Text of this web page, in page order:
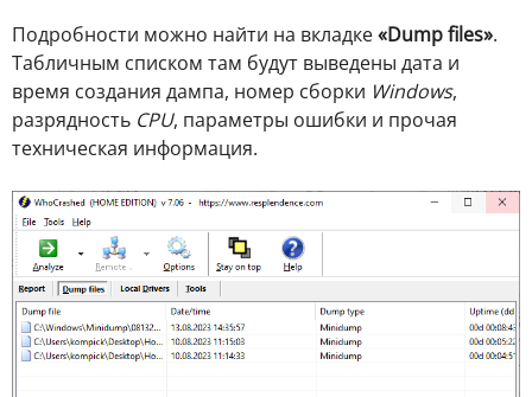
Подробности можно найти на вкладке«Dump files».
Табличным списком там будут выведены дата и
время создания дампа, номер сборки Windows,
разрядность CPU, параметры ошибки и прочая
техническая информация.